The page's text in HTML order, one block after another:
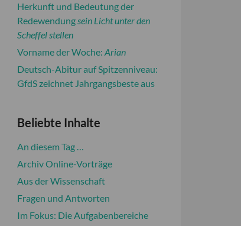
Herkunft und Bedeutung der
Redewendungsein Licht unter den
Scheffel stellen
Vorname der Woche: Arian
Deutsch-Abitur auf Spitzenniveau:
GfdS zeichnet Jahrgangsbeste aus
Beliebte Inhalte
An diesem Tag …
Archiv Online-Vorträge
Aus der Wissenschaft
Fragen und Antworten
Im Fokus: Die Aufgabenbereiche